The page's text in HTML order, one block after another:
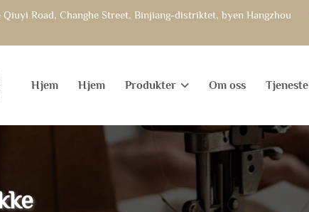
Road, Changhe Street, Binjiang-distriktet, byen Hangzhou
Hjem Hjem Produkter Om oss Tjeneste